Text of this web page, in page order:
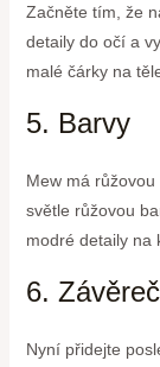
Začněte tím, že
detaily do očí a
malé čárky na
5. Barvy
Mew má
světle růžovou
modré detaily na
6.
Nyní přidejte